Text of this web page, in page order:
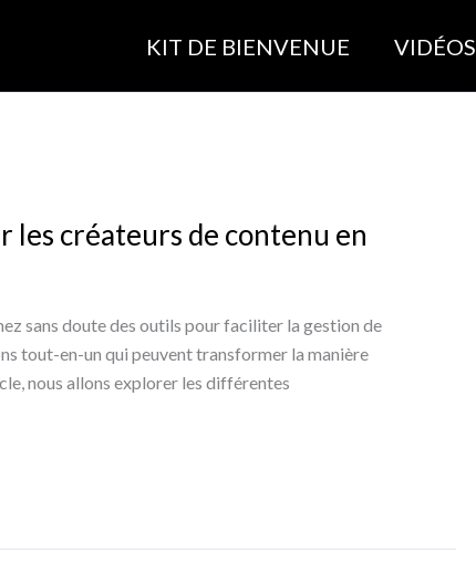
KIT DE BIENVENUE VIDÉOS
les créateurs de contenu en
sans doute des outils pour faciliter la gestion de
tout-en-un qui peuvent transformer la manière
nous allons explorer les différentes